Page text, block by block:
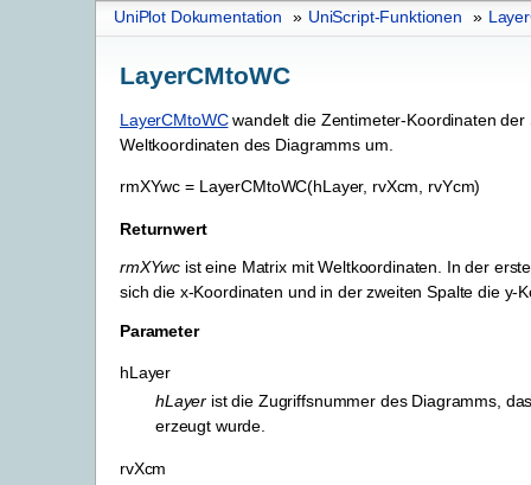
UniPlot Dokumentation » UniScript-Funktionen »
LayerCMtoWC
LayerCMtoWCwandelt die Zentimeter-Koordinaten der
Weltkoordinaten des Diagramms um.
rmXYwc = LayerCMtoWC(hLayer, rvXcm, rvYcm)
Returnwert
rmXYwc ist eine Matrix mit Weltkoordinaten. In der
sich die x-Koordinaten und in der zweiten Spalte die y-
Parameter
hLayer
hLayer ist die Zugriffsnummer des Diagramms,
erzeugt wurde.
rvXcm